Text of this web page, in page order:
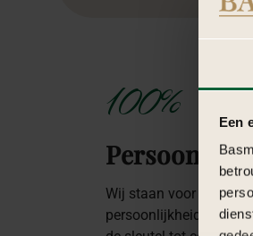
Een
100%
Persoonlijk
Wij staan voor een
persoonlijkheid of die